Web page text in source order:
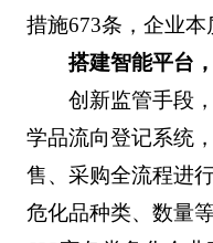
措施673条，企业本
搭建智能平台
创新监管手段
学品流向登记系统
售、采购全流程进
危化品种类、数量